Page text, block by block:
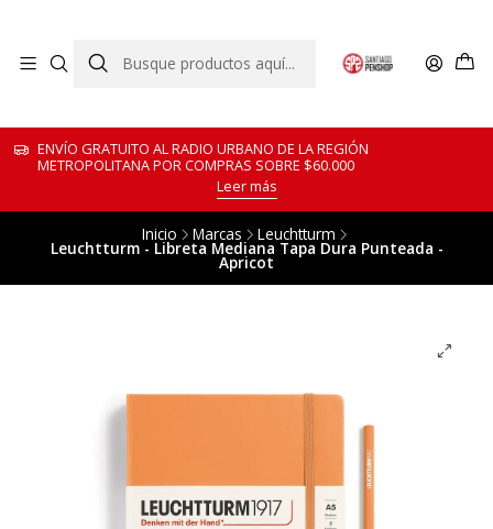
ENVÍO GRATUITO AL RADIO URBANO DE LA REGIÓN
METROPOLITANA POR COMPRAS SOBRE $60.000
Leer más
Inicio Marcas Leuchtturm
Leuchtturm - Libreta Mediana Tapa Dura Punteada -
Apricot